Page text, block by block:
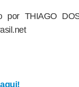
por THIAGO